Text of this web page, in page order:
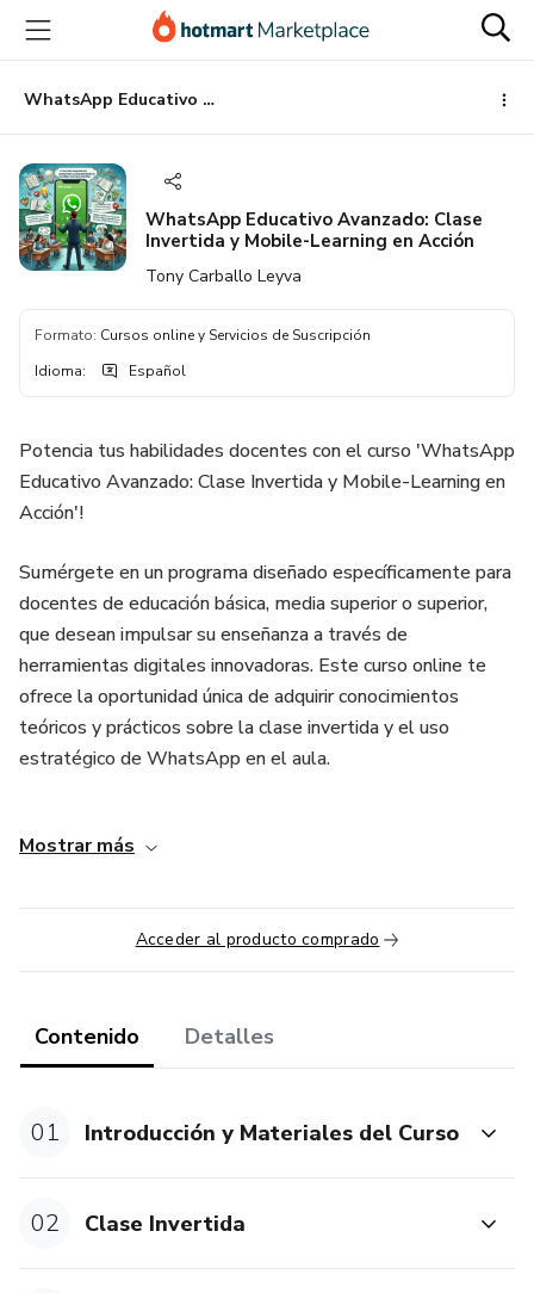
principal
página
de
página
WhatsApp Educativo Avanzado: Clase Invertida y Mobile-Learning en Acción
WhatsApp Educativo Avanzado: Clase
Invertida y Mobile-Learning en Acción
Tony Carballo Leyva
Formato: Cursos online y Servicios de Suscripción
Idioma: Español
Potencia tus habilidades docentes con el curso 'WhatsApp
Educativo Avanzado: Clase Invertida y Mobile-Learning en
Acción'!
Sumérgete en un programa diseñado específicamente para
docentes de educación básica, media superior o superior,
que desean impulsar su enseñanza a través de
herramientas digitales innovadoras. Este curso online te
ofrece la oportunidad única de adquirir conocimientos
teóricos y prácticos sobre la clase invertida y el uso
estratégico de WhatsApp en el aula.
este curso te brinda la posibilidad de diseñar clases
audio, video y archivos en un formato económico y de bajo
costo en datos. Imagina poder entregar a tus alumnos
recursos de calidad de manera instantánea, enriqueciendo
profesional.
Mobile-Learning, aplicables directamente a tus actividades
docentes.
La capacidad de diseñar clases invertidas estructuradas y
Mostrar más
Acceder al producto comprado
Contenido Detalles
01 Introducción y Materiales del Curso
02 Clase Invertida